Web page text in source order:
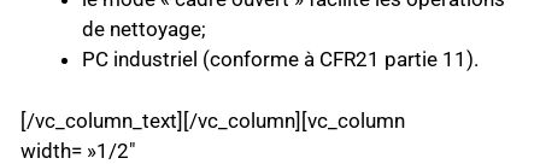
de nettoyage;
PC industriel (conforme à CFR21 partie 11).
[/vc_column_text][/vc_column][vc_column
width= »1/2″